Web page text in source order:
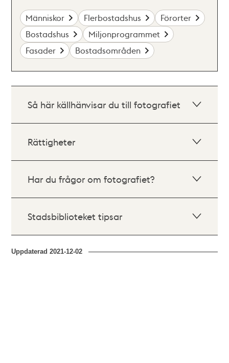
Människor Flerbostadshus
Förorter
Bostadshus
Miljonprogrammet
Fasader
Bostadsområden
Så här källhänvisar du till fotografiet
Rättigheter
Har du frågor om fotografiet?
Stadsbiblioteket tipsar
Uppdaterad2021-12-02